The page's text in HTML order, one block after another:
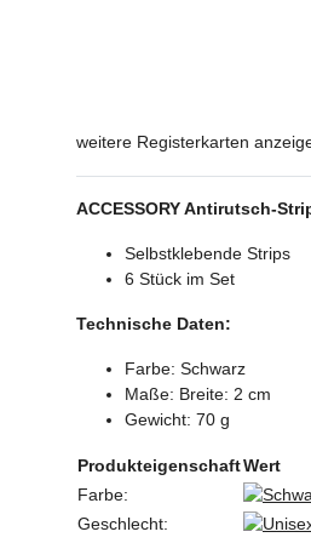
weitere Registerkarten
ACCESSORY Antirutsch-
Selbstklebende Strips
6 Stück im Set
Technische Daten:
Farbe: Schwarz
Maße: Breite: 2 cm
Gewicht: 70 g
ProdukteigenschaftWert
Farbe:
Geschlecht: